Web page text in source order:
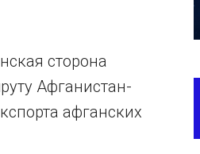
сторона
Афганистан-
афганских